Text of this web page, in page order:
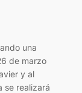
una
de marzo
y al
se realizará